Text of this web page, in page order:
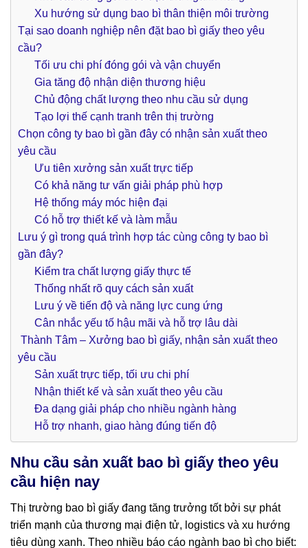
Xu hướng sử dụng bao bì thân thiện môi trường
Tại sao doanh nghiệp nên đặt bao bì giấy theo yêu
cầu?
Tối ưu chi phí đóng gói và vận chuyển
Gia tăng độ nhận diện thương hiệu
Chủ động chất lượng theo nhu cầu sử dụng
Tạo lợi thế cạnh tranh trên thị trường
Chọn công ty bao bì gần đây có nhận sản xuất theo
yêu cầu
Ưu tiên xưởng sản xuất trực tiếp
Có khả năng tư vấn giải pháp phù hợp
Hệ thống máy móc hiện đại
Có hỗ trợ thiết kế và làm mẫu
Lưu ý gì trong quá trình hợp tác cùng công ty bao bì
gần đây?
Kiểm tra chất lượng giấy thực tế
Thống nhất rõ quy cách sản xuất
Lưu ý về tiến độ và năng lực cung ứng
Cân nhắc yếu tố hậu mãi và hỗ trợ lâu dài
Thành Tâm – Xưởng bao bì giấy, nhận sản xuất theo
yêu cầu
Sản xuất trực tiếp, tối ưu chi phí
Nhận thiết kế và sản xuất theo yêu cầu
Đa dạng giải pháp cho nhiều ngành hàng
Hỗ trợ nhanh, giao hàng đúng tiến độ
Nhu cầu sản xuất bao bì giấy theo yêu
cầu hiện nay
Thị trường bao bì giấy đang tăng trưởng tốt bởi sự phát
triển mạnh của thương mại điện tử, logistics và xu hướng
tiêu dùng xanh. Theo nhiều báo cáo ngành bao bì cho biết: